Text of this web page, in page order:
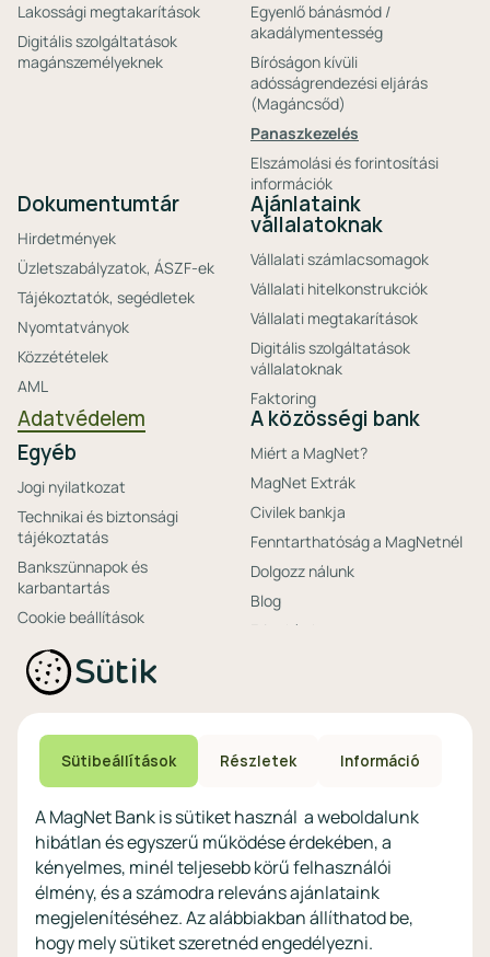
Lakossági megtakarítások
Digitális szolgáltatások
magánszemélyeknek
Egyenlő bánásmód /
akadálymentesség
Bíróságon kívüli
adósságrendezési eljárás
(Magáncsőd)
Panaszkezelés
Elszámolási és forintosítási
információk
Dokumentumtár
Hirdetmények
Üzletszabályzatok, ÁSZF-ek
Tájékoztatók, segédletek
Nyomtatványok
Közzétételek
AML
Ajánlataink
vállalatoknak
Vállalati számlacsomagok
Vállalati hitelkonstrukciók
Vállalati megtakarítások
Digitális szolgáltatások
vállalatoknak
Faktoring
Adatvédelem
Egyéb
Jogi nyilatkozat
Technikai és biztonsági
tájékoztatás
Bankszünnapok és
karbantartás
Cookie beállítások
A közösségi bank
Miért a MagNet?
MagNet Extrák
Civilek bankja
Fenntarthatóság a MagNetnél
Dolgozz nálunk
Blog
Friss hírek
Ajánlataink non-
profitoknak
számlacsomagok
Megtakarítások non-
profitoknak
Digitális szolgáltatások non-
profitoknak
eszközökön
Vértezze fel magát a
kibercsalásokkal
szemben!
Látogasson el a KiberPajzs
honlapra!
Sütik
Sütibeállítások Részletek Információ
A MagNet Bank is sütiket használ a weboldalunk
hibátlan és egyszerű működése érdekében, a
kényelmes, minél teljesebb körű felhasználói
élmény, és a számodra releváns ajánlataink
megjelenítéséhez. Az alábbiakban állíthatod be,
hogy mely sütiket szeretnéd engedélyezni.